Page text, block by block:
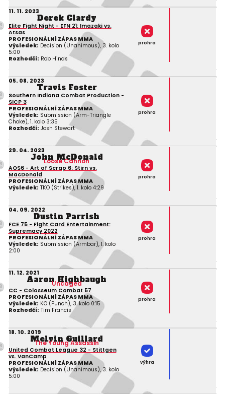
11. 11. 2023
Derek Clardy
Elite Fight Night - EFN 21: Imazaki vs.
Atsas
PROFESIONÁLNÍ ZÁPAS MMA
Výsledek: Decision (Unanimous), 3. kolo
5:00
Rozhodčí: Rob Hinds
prohra
05. 08. 2023
Travis Foster
Southern Indiana Combat Production -
SICP 3
PROFESIONÁLNÍ ZÁPAS MMA
Výsledek: Submission (Arm-Triangle
Choke), 1. kolo 3:35
Rozhodčí: Josh Stewart
prohra
29. 04. 2023
John McDonald
Loose Cannon
AOS6 - Art of Scrap 6: Stirn vs.
MacDonald
PROFESIONÁLNÍ ZÁPAS MMA
Výsledek: TKO (Strikes), 1. kolo 4:29
prohra
04. 09. 2022
Dustin Parrish
FCE 75 - Fight Card Entertainment:
Supremacy 2022
PROFESIONÁLNÍ ZÁPAS MMA
Výsledek: Submission (Armbar), 1. kolo
2:00
prohra
11. 12. 2021
Aaron Highbaugh
Uncaged
CC - Colosseum Combat 57
PROFESIONÁLNÍ ZÁPAS MMA
Výsledek: KO (Punch), 3. kolo 0:15
Rozhodčí: Tim Francis
prohra
18. 10. 2019
Melvin Guillard
The Young Assassin
United Combat League 32 - Stittgen
vs. VanCamp
PROFESIONÁLNÍ ZÁPAS MMA
Výsledek: Decision (Unanimous), 3. kolo
5:00
výhra